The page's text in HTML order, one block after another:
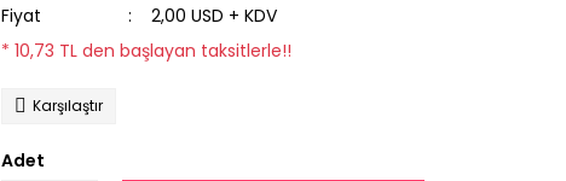
Fiyat
2,00 USD + KDV
* 10,73 TL den başlayan taksitlerle!!
Karşılaştır
Adet